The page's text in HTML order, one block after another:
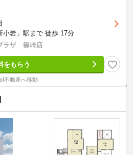
小岩」駅まで 徒歩 17分
ラザ 篠崎店
をもらう
不動産へ移動